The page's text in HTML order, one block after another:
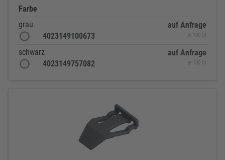
Farbe
grau
4023149100673
auf Anfrage
je 100 St
schwarz
4023149757082
auf Anfrage
je 100 St